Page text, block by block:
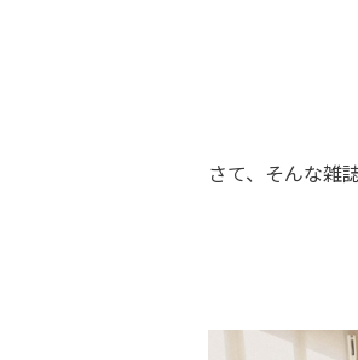
さて、そんな雑